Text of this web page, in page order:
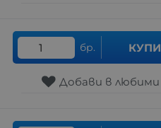
бр. КУПИ
Добави в любими